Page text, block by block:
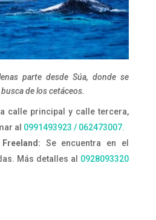
parte desde Súa, donde se
de loscetáceos.
calle principal y calle tercera,
al 0991493923 / 062473007.
Se encuentra en el
Más detalles al 0928093320